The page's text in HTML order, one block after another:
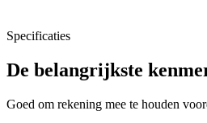
Specificaties
De belangrijkste
Goed om rekening mee te houden